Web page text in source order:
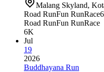
Malang Skyland,
Road RunFun RunRace
Road RunFun RunRace
6K
Jul
19
2026
Buddhayana Run